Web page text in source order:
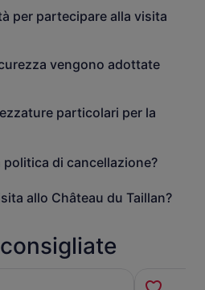
per partecipare alla visita
vengono adottate
particolari per la
di cancellazione?
allo Château du Taillan?